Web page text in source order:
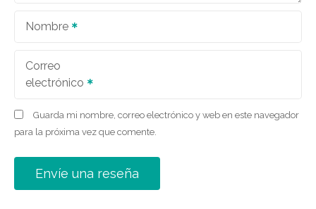
Nombre
Correo
electrónico
Guarda mi nombre, correo electrónico y web en este navegador
para la próxima vez que comente.